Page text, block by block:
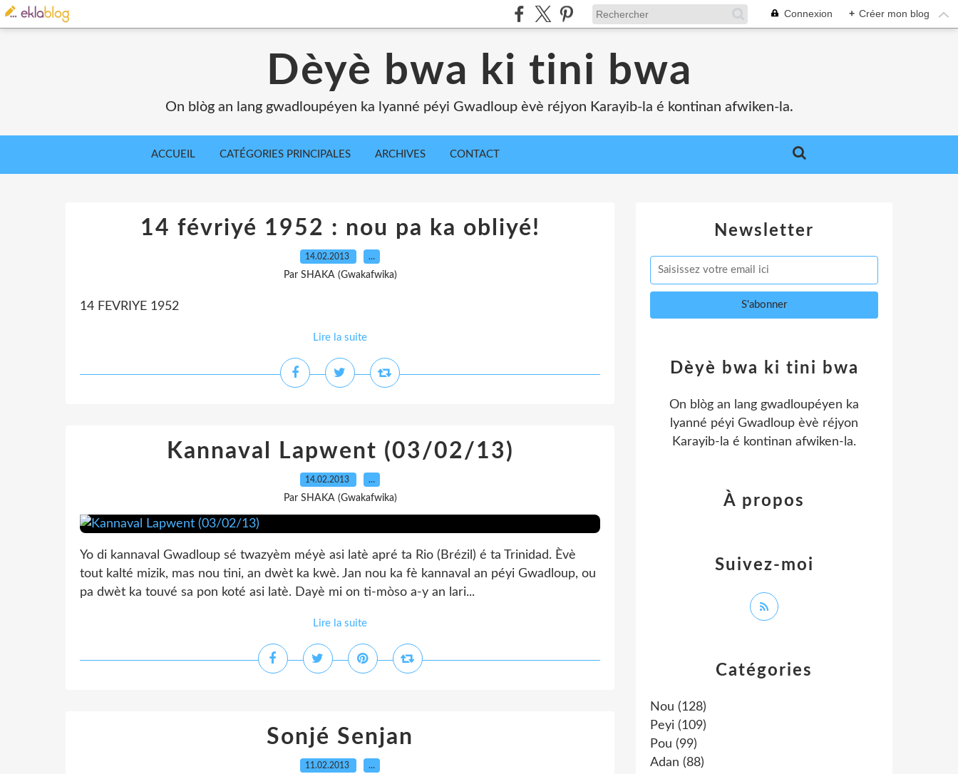
Connexion + Créer mon blog
Dèyè bwa ki tini bwa
On blòg an lang gwadloupéyen ka lyanné péyi Gwadloup èvè réjyon Karayib-la é kontinan afwiken-la.
ACCUEIL CATÉGORIES PRINCIPALES ARCHIVES CONTACT
14 févriyé 1952 : nou pa ka obliyé!
14.02.2013 …
Par SHAKA (Gwakafwika)
14 FEVRIYE 1952
Lire la suite
Kannaval Lapwent (03/02/13)
14.02.2013 …
Par SHAKA (Gwakafwika)
Yo di kannaval Gwadloup sé twazyèm méyè asi latè apré ta Rio (Brézil) é ta Trinidad. Èvè
tout kalté mizik, mas nou tini, an dwèt ka kwè. Jan nou ka fè kannaval an péyi Gwadloup, ou
pa dwèt ka touvé sa pon koté asi latè. Dayè mi on ti-mòso a-y an lari...
Lire la suite
Sonjé Senjan
11.02.2013 …
Newsletter
Catégories
Nou (128)
Peyi (109)
Pou (99)
Adan (88)
Dèyè bwa ki tini bwa
On blòg an lang gwadloupéyen ka
lyanné péyi Gwadloup èvè réjyon
Karayib-la é kontinan afwiken-la.
Suivez-moi
À propos